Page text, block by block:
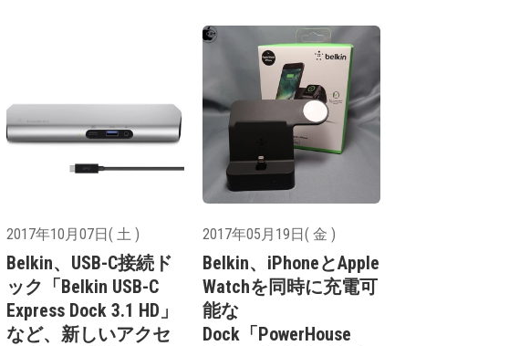
2017年10月07日( 土 )
Belkin、USB-C接続ド
ック「Belkin USB-C
Express Dock 3.1 HD」
など、新しいアクセ
2017年05月19日( 金 )
Belkin、iPhoneとApple
Watchを同時に充電可
能な
Dock「PowerHouse